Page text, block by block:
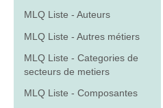
MLQ Liste - Auteurs
MLQ Liste - Autres métiers
MLQ Liste - Categories de
secteurs de metiers
MLQ Liste - Composantes